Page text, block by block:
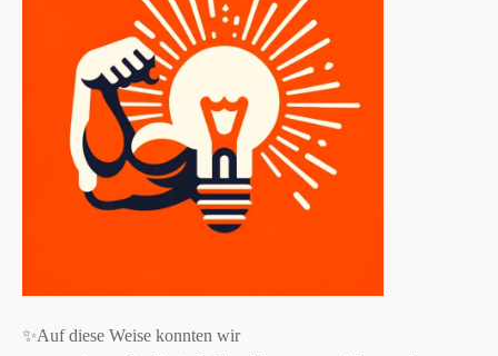
✨Auf diese Weise konnten wir